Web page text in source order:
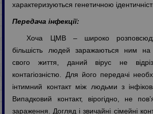
характеризуються генетичною
Передача інфекції:
Хоча ЦМВ – широко
більшість людей заражаються ним на
свого життя, даний вірус не
контагіозністю. Для його передачі
інтимний контакт між людьми з
Випадковий контакт, вірогідно, не
зараження. Догляд і звичайні сімейні